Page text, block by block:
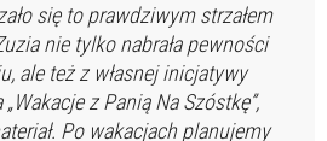
się to prawdziwym strzałem
nie tylko nabrała pewności
ale też z własnej inicjatywy
„Wakacje z Panią Na Szóstkę”,
Po wakacjach planujemy